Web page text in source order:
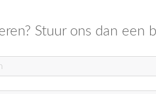
Stuur ons dan een